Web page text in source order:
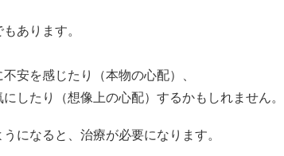
あります。
安を感じたり（本物の心配）、
したり（想像上の心配）するかもしれません。
になると、治療が必要になります。